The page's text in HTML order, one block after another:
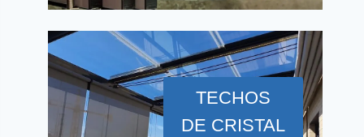
TECHOS
DE CRISTAL